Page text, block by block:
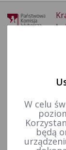
Referenda w sprawie odwołania organu (rady lub wójta)
W celu
będą